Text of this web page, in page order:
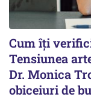
Cum îți
Tensiunea
Dr. Monica
obiceiuri de